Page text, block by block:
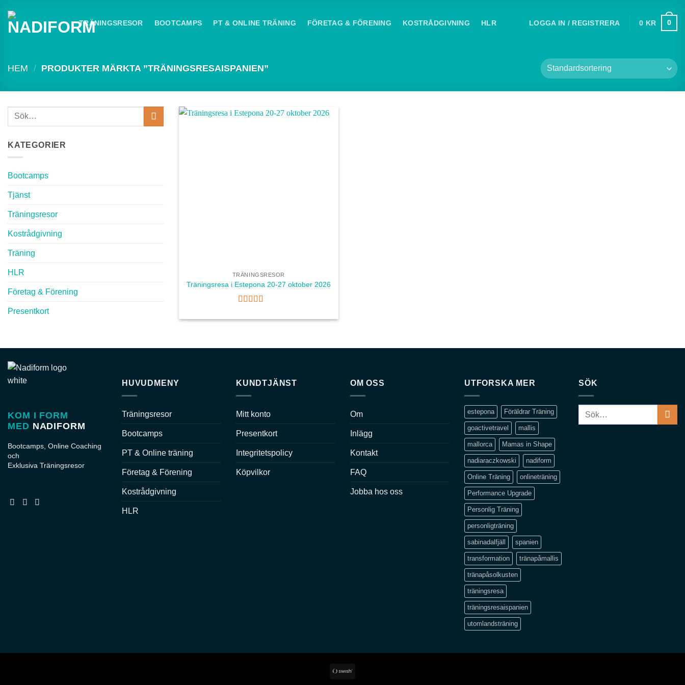
content
TRÄNINGSRESOR BOOTCAMPS PT & ONLINE TRÄNING FÖRETAG & FÖRENING KOSTRÅDGIVNING HLR LOGGA IN / REGISTRERA 0 KR 0
HEM / PRODUKTER MÄRKTA ”TRÄNINGSRESAISPANIEN”
Sök
KATEGORIER
Bootcamps
Tjänst
Träningsresor
Kostrådgivning
Träning
HLR
Företag & Förening
Presentkort
TRÄNINGSRESOR
Träningsresa i Estepona 20-27 oktober 2026
av 5
KOM I FORM
MED NADIFORM
Bootcamps, Online Coaching
och
Exklusiva Träningsresor
HUVUDMENY
Träningsresor
Bootcamps
PT & Online träning
Företag & Förening
Kostrådgivning
HLR
KUNDTJÄNST
Mitt konto
Presentkort
Integritetspolicy
Köpvilkor
OM OSS
Om
Inlägg
Kontakt
FAQ
Jobba hos oss
UTFORSKA MER
estepona Föräldrar Träning
goactivetravel mallis
mallorca Mamas in Shape
nadiaraczkowski nadiform
Online Träning onlineträning
Performance Upgrade
Personlig Träning
personligträning
sabinadalfjäll spanien
transformation tränapåmallis
tränapåsolkusten
träningsresa
träningsresaispanien
utomlandsträning
SÖK
Sök
Swish